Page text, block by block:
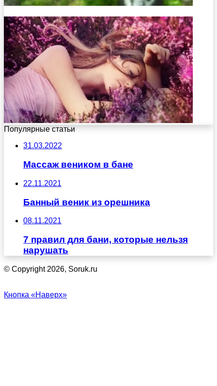
Популярные статьи
31.03.2022
Массаж веником в бане
22.11.2021
Банный веник из орешника
08.11.2021
7 правил для бани, которые нельзя
нарушать
© Copyright 2026, Soruk.ru
Кнопка «Наверх»